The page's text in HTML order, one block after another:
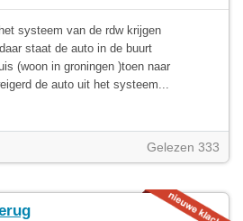
systeem van de rdw krijgen
staat de auto in de buurt
(woon in groningen )toen naar
de auto uit het systeem...
Gelezen 333